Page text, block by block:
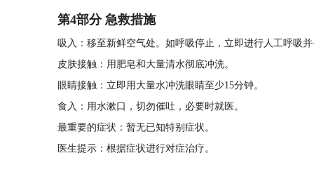
第4部分 急救措施
吸入：移至新鲜空气处。如呼吸停止，立即进行人工呼吸并
皮肤接触：用肥皂和大量清水彻底冲洗。
眼睛接触：立即用大量水冲洗眼睛至少15分钟。
食入：用水漱口，切勿催吐，必要时就医。
最重要的症状：暂无已知特别症状。
医生提示：根据症状进行对症治疗。